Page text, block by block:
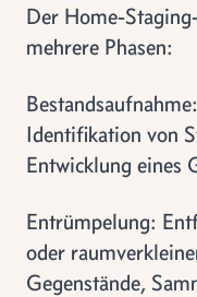
Der Home-
mehrere Phasen:
Identifikation von
Entwicklung eines
Entrümpelung:
oder
Gegenstände,